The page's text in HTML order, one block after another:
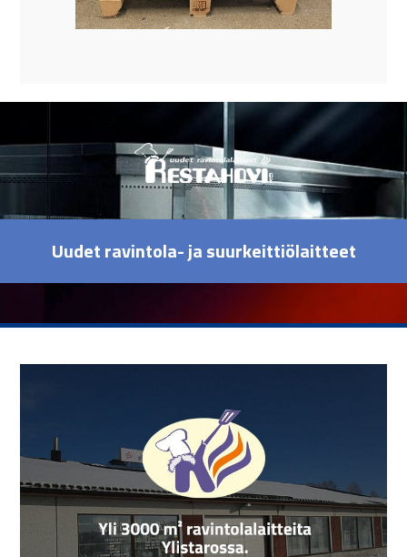
Uudet ravintola- ja suurkeittiölaitteet